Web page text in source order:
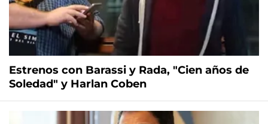
Estrenos con Barassi y Rada, "Cien años de
Soledad" y Harlan Coben